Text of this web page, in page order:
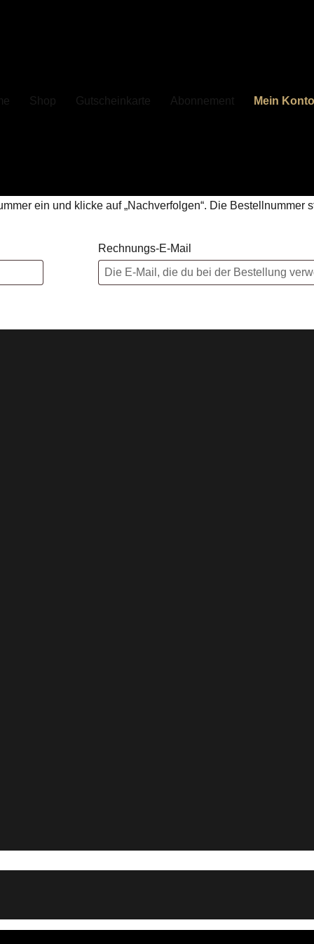
Shop Gutscheinkarte Abonnement Mein Konto
ein und klicke auf „Nachverfolgen“. Die Bestellnummer
Rechnungs-E-Mail